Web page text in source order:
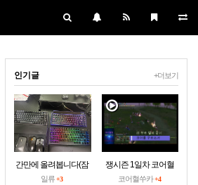
+더보기
인기글
간만에 올려봅니다(잠
시 집에들러)
일류+3
쟁시즌 1일차 코어혈
을 구하소서
코어혈쑤카+4